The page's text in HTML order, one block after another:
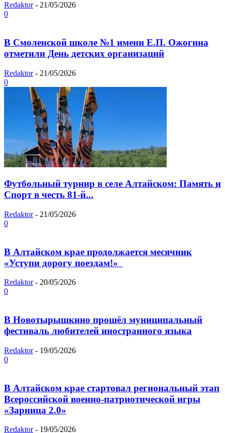
Redaktor - 21/05/2026
0
В Смоленской школе №1 имени Е.П. Ожогина
отметили День детских организаций
Redaktor - 21/05/2026
0
Футбольный турнир в селе Алтайском: Память и
Спорт в честь 81-й...
Redaktor - 21/05/2026
0
В Алтайском крае продолжается месячник
«Уступи дорогу поездам!»
Redaktor - 20/05/2026
0
В Новотырышкино прошёл муниципальный
фестиваль любителей иностранного языка
Redaktor - 19/05/2026
0
В Алтайском крае стартовал региональный этап
Всероссийской военно-патриотической игры
«Зарница 2.0»
Redaktor - 19/05/2026